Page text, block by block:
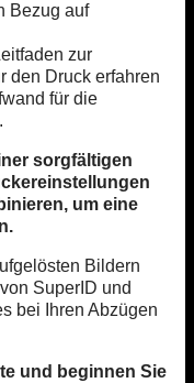
Bezug auf
zur
den Druck erfahren
für die
sorgfältigen
um eine
Bildern
SuperID und
bei Ihren Abzügen
und beginnen Sie